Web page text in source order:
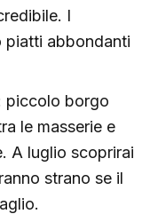
I
piatti abbondanti
piccolo borgo
le masserie e
A luglio scoprirai
strano se il